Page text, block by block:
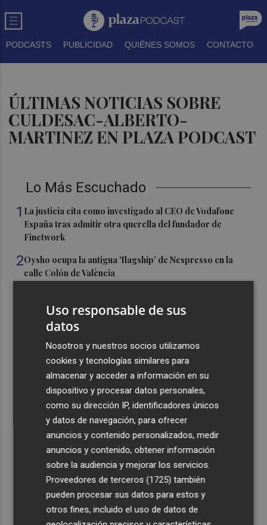
PODCASTS PUBLICIDAD QUIÉNES SOMOS CONTACTO
ÚLTIMAS NOTICIAS SOBRE
CULDESAC-ALBERTO-
MARTINEZ EN PLAZA PODCAST
Lo Más Escuchado
1 La justicia cita como investigado al CEO de Vodafone
España tras admitir otra querella del fundador de
Finetwork
2Oysho ocupa la antigua 'flagship' de Nespresso en la
calle Colón de València
la atención al nacimiento
El proyecto 'Gramola' evalúa estrategias sostenibles
para reducir las alteraciones internas de la granada
mollar de Elche
El talento murciano conquista Cimeria: Dagnino ilustra
'Aguas peligrosas' de Conan el Bárbaro
Recibe toda la actualidad de
Plaza Podcast en tu correo
Quiero suscribirme
Uso responsable de sus
datos
Nosotros y nuestros socios utilizamos
cookies y tecnologías similares para
almacenar y acceder a información en su
dispositivo y procesar datos personales,
como su dirección IP, identificadores únicos
y datos de navegación, para ofrecer
anuncios y contenido personalizados, medir
anuncios y contenido, obtener información
sobre la audiencia y mejorar los servicios.
Proveedores de terceros (1725) también
pueden procesar sus datos para estos y
otros fines, incluido el uso de datos de